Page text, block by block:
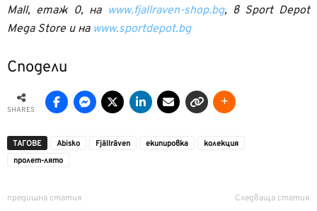
Mall, етаж 0, на www.fjallraven-shop.bg, в Sport Depot
Mega Store и на www.sportdepot.bg
Сподели
SHARES
ТАГОВЕ Abisko Fjällräven екипировка
колекция
пролет-лято
предишна статия Следваща статия